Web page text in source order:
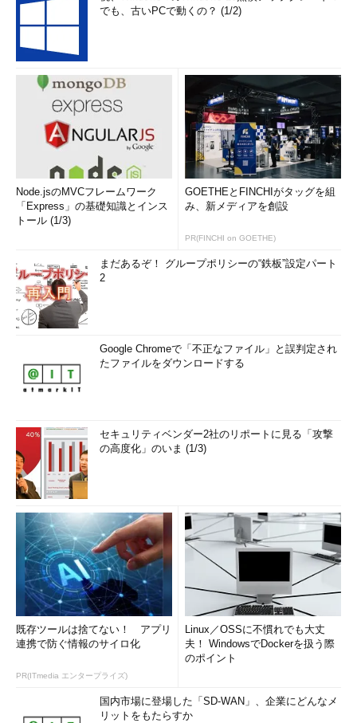
でも、古いPCで動くの？ (1/2)
Node.jsのMVCフレームワーク
「Express」の基礎知識とインス
トール (1/3)
GOETHEとFINCHIがタッグを組
み、新メディアを創設
PR(FINCHI on GOETHE)
まだあるぞ！ グループポリシーの“鉄板”設定パート
2
Google Chromeで「不正なファイル」と誤判定され
たファイルをダウンロードする
セキュリティベンダー2社のリポートに見る「攻撃
の高度化」のいま (1/3)
既存ツールは捨てない！ アプリ
連携で防ぐ情報のサイロ化
PR(ITmedia エンタープライズ)
Linux／OSSに不慣れでも大丈
夫！ WindowsでDockerを扱う際
のポイント
国内市場に登場した「SD-WAN」、企業にどんなメ
リットをもたらすか